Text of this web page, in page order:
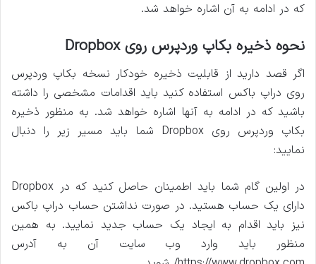
که در ادامه به آن اشاره خواهد شد.
نحوه ذخیره بکاپ وردپرس روی Dropbox
اگر قصد دارید از قابلیت ذخیره خودکار نسخه بکاپ وردپرس
روی دراپ باکس استفاده کنید باید اقدامات مشخصی را داشته
باشید که در ادامه به آنها اشاره خواهد شد. به منظور ذخیره
بکاپ وردپرس روی Dropbox شما باید مسیر زیر را دنبال
نمایید:
در اولین گام شما باید اطمینان حاصل کنید که در Dropbox
دارای یک حساب هستید. در صورت نداشتن حساب دراپ باکس
نیز باید اقدام به ایجاد یک حساب جدید نمایید. به همین
منظور باید وارد وب سایت آن به آدرس